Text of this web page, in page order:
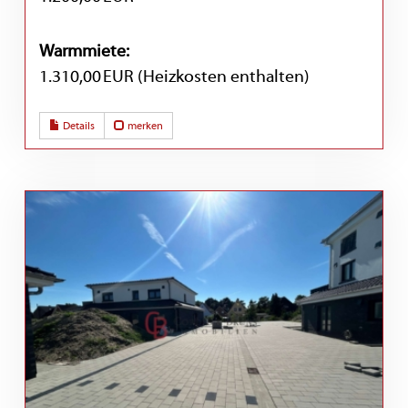
Warmmiete:
1.310,00 EUR (Heizkosten enthalten)
Details merken